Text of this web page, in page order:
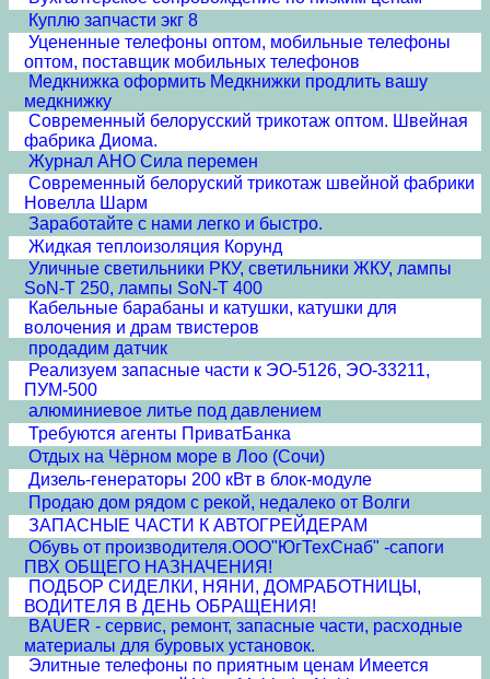
Куплю запчасти экг 8
Уцененные телефоны оптом, мобильные телефоны
оптом, поставщик мобильных телефонов
Медкнижка оформить Медкнижки продлить вашу
медкнижку
Современный белорусский трикотаж оптом. Швейная
фабрика Диома.
Журнал АНО Сила перемен
Современный белоруский трикотаж швейной фабрики
Новелла Шарм
Заработайте с нами легко и быстро.
Жидкая теплоизоляция Корунд
Уличные светильники РКУ, светильники ЖКУ, лампы
SoN-T 250, лампы SoN-T 400
Кабельные барабаны и катушки, катушки для
волочения и драм твистеров
продадим датчик
Реализуем запасные части к ЭО-5126, ЭО-33211,
ПУМ-500
алюминиевое литье под давлением
Требуются агенты ПриватБанка
Отдых на Чёрном море в Лоо (Сочи)
Дизель-генераторы 200 кВт в блок-модуле
Продаю дом рядом с рекой, недалеко от Волги
ЗАПАСНЫЕ ЧАСТИ К АВТОГРЕЙДЕРАМ
Обувь от производителя.ООО"ЮгТехСнаб" -сапоги
ПВХ ОБЩЕГО НАЗНАЧЕНИЯ!
ПОДБОР СИДЕЛКИ, НЯНИ, ДОМРАБОТНИЦЫ,
ВОДИТЕЛЯ В ДЕНЬ ОБРАЩЕНИЯ!
BAUER - сервис, ремонт, запасные части, расходные
материалы для буровых установок.
Элитные телефоны по приятным ценам Имеется